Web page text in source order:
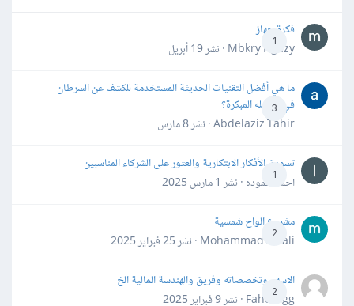
1
فكرة جهاز
Mbkry Hgazy · نشر
19 أبريل
3
ما هي أفضل التقنيات الحديثة المستخدمة للكشف عن السرطان
في مراحله المبكرة؟
Abdelaziz Tahir · نشر
8 مارس
1
تسويق الأفكار الابتكارية والعثور على الشركاء المناسبين
احمد حموده · نشر 1 مارس 2025
2
مشروع الواح شمسية
Mohammad Awali · نشر
25 فبراير 2025
2
الاسهم وتخصصاته وفريق والهندسة المالية الخ
Fahd Ggg · نشر
9 فبراير 2025